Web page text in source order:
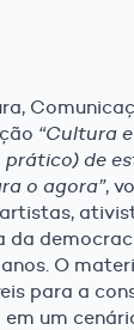
“Cultura
prático) de
o agora”,
da
O
para a
um